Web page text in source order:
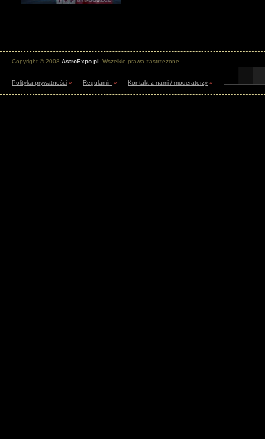
Copyright © 2008 AstroExpo.pl . Wszelkie prawa zastrzeżone.
Polityka prywatności » Regulamin » Kontakt z nami / moderatorzy »